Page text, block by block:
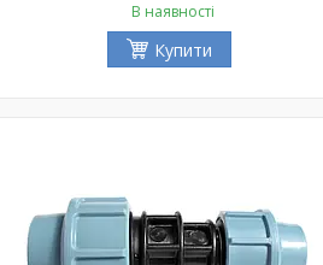
В наявності
Купити